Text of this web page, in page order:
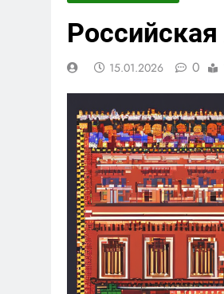
15.01.2026 0